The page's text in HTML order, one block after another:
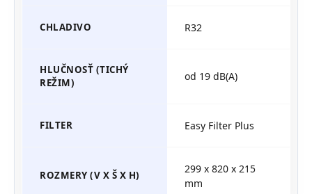
CHLADIVO R32
HLUČNOSŤ (TICHÝ
REŽIM)
od 19 dB(A)
FILTER Easy Filter Plus
ROZMERY (V X Š X H)
299 x 820 x 215
mm